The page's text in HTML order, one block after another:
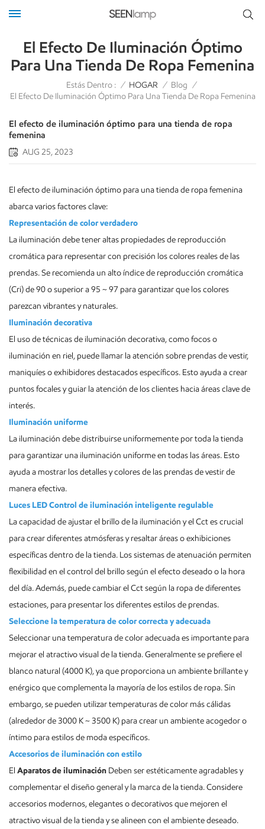
El Efecto De Iluminación Óptimo
Para Una Tienda De Ropa Femenina
Estás Dentro : / HOGAR / Blog /
El Efecto De Iluminación Óptimo Para Una Tienda De Ropa Femenina
El efecto de iluminación óptimo para una tienda de ropa
femenina
AUG 25, 2023
El efecto de iluminación óptimo para una tienda de ropa femenina
abarca varios factores clave:
Representación de color verdadero
La iluminación debe tener altas propiedades de reproducción
cromática para representar con precisión los colores reales de las
prendas. Se recomienda un alto índice de reproducción cromática
(Cri) de 90 o superior a 95 ~ 97 para garantizar que los colores
parezcan vibrantes y naturales.
Iluminación decorativa
El uso de técnicas de iluminación decorativa, como focos o
iluminación en riel, puede llamar la atención sobre prendas de vestir,
maniquíes o exhibidores destacados específicos. Esto ayuda a crear
puntos focales y guiar la atención de los clientes hacia áreas clave de
interés.
Iluminación uniforme
La iluminación debe distribuirse uniformemente por toda la tienda
para garantizar una iluminación uniforme en todas las áreas. Esto
ayuda a mostrar los detalles y colores de las prendas de vestir de
manera efectiva.
Luces LED Control de iluminación inteligente regulable
La capacidad de ajustar el brillo de la iluminación y el Cct es crucial
para crear diferentes atmósferas y resaltar áreas o exhibiciones
específicas dentro de la tienda. Los sistemas de atenuación permiten
flexibilidad en el control del brillo según el efecto deseado o la hora
del día. Además, puede cambiar el Cct según la ropa de diferentes
estaciones, para presentar los diferentes estilos de prendas.
Seleccione la temperatura de color correcta y adecuada
Seleccionar una temperatura de color adecuada es importante para
mejorar el atractivo visual de la tienda. Generalmente se prefiere el
blanco natural (4000 K), ya que proporciona un ambiente brillante y
enérgico que complementa la mayoría de los estilos de ropa. Sin
embargo, se pueden utilizar temperaturas de color más cálidas
(alrededor de 3000 K ~ 3500 K) para crear un ambiente acogedor o
íntimo para estilos de moda específicos.
Accesorios de iluminación con estilo
El Aparatos de iluminación Deben ser estéticamente agradables y
complementar el diseño general y la marca de la tienda. Considere
accesorios modernos, elegantes o decorativos que mejoren el
atractivo visual de la tienda y se alineen con el ambiente deseado.